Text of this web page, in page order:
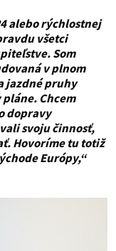
alebo rýchlostnej
všetci
Som
v plnom
jazdné pruhy
Chcem
dopravy
svoju činnosť,
Hovoríme tu totiž
Európy,“